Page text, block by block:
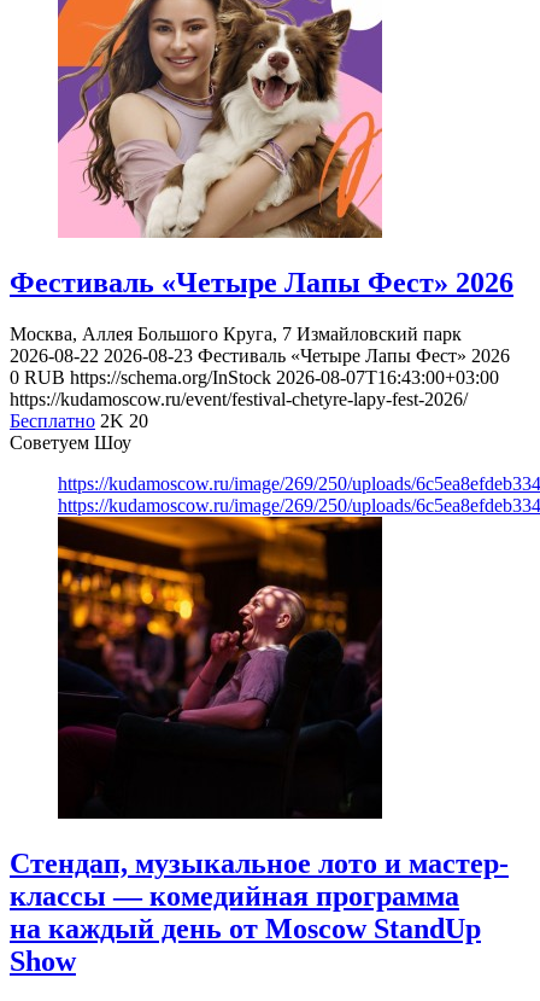
Фестиваль «Четыре Лапы Фест» 2026
Москва, Аллея Большого Круга, 7 Измайловский парк
2026-08-22 2026-08-23 Фестиваль «Четыре Лапы Фест» 2026
0 RUB https://schema.org/InStock 2026-08-07T16:43:00+03:00
https://kudamoscow.ru/event/festival-chetyre-lapy-fest-2026/
Бесплатно 2K 20
Советуем Шоу
https://kudamoscow.ru/image/269/250/uploads/
https://kudamoscow.ru/image/269/250/uploads/
Стендап, музыкальное лото и мастер-
классы — комедийная программа
на каждый день от Moscow StandUp
Show